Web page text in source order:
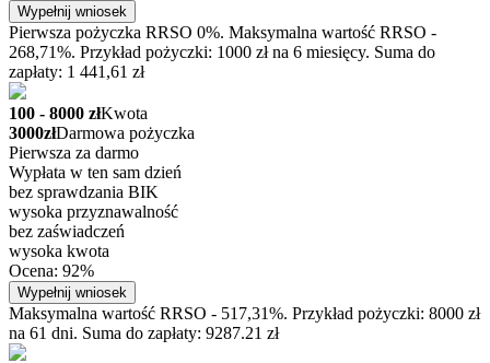
Wypełnij wniosek
Pierwsza pożyczka RRSO 0%. Maksymalna wartość RRSO -
268,71%. Przykład pożyczki: 1000 zł na 6 miesięcy. Suma do
zapłaty: 1 441,61 zł
100 - 8000 złKwota
3000złDarmowa pożyczka
Pierwsza za darmo
Wypłata w ten sam dzień
bez sprawdzania BIK
wysoka przyznawalność
bez zaświadczeń
wysoka kwota
Ocena: 92%
Wypełnij wniosek
Maksymalna wartość RRSO - 517,31%. Przykład pożyczki: 8000 zł
na 61 dni. Suma do zapłaty: 9287.21 zł